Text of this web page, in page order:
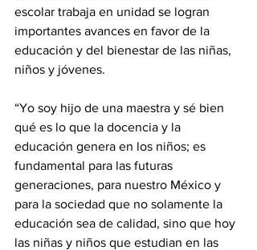
escolar trabaja en unidad se logran
importantes avances en favor de la
educación y del bienestar de las niñas,
niños y jóvenes.
“Yo soy hijo de una maestra y sé bien
qué es lo que la docencia y la
educación genera en los niños; es
fundamental para las futuras
generaciones, para nuestro México y
para la sociedad que no solamente la
educación sea de calidad, sino que hoy
las niñas y niños que estudian en las